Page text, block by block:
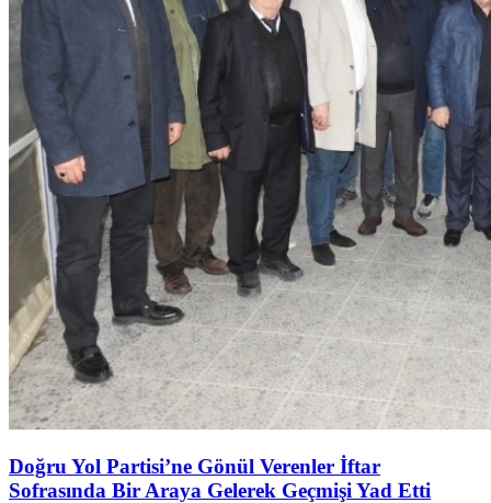
Doğru Yol Partisi’ne Gönül Verenler İftar
Sofrasında Bir Araya Gelerek Geçmişi Yad Etti